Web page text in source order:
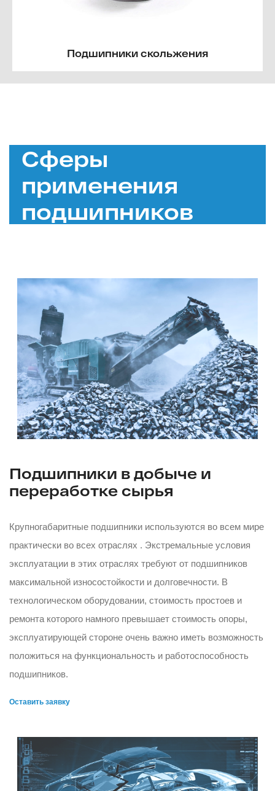
Подшипники скольжения
Сферы
применения
подшипников
Подшипники в добыче и
переработке сырья
Крупногабаритные подшипники используются во всем мире
практически во всех отраслях . Экстремальные условия
эксплуатации в этих отраслях требуют от подшипников
максимальной износостойкости и долговечности. В
технологическом оборудовании, стоимость простоев и
ремонта которого намного превышает стоимость опоры,
эксплуатирующей стороне очень важно иметь возможность
положиться на функциональность и работоспособность
подшипников.
Оставить заявку